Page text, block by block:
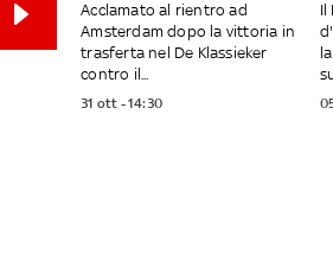
Acclamato al rientro ad
Amsterdam dopo la vittoria in
trasferta nel De Klassieker
contro il...
31 ott - 14:30
Il